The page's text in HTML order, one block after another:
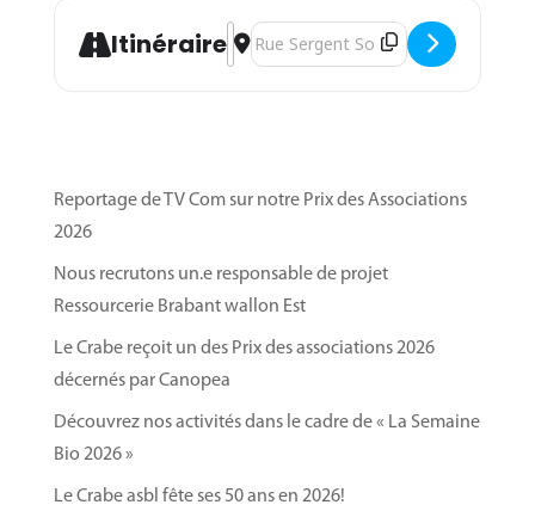
ItinéraireAddress - Marché hebdomadaire de
Destination Address - Marché
Reportage de TV Com sur notre Prix des Associations
2026
Nous recrutons un.e responsable de projet
Ressourcerie Brabant wallon Est
Le Crabe reçoit un des Prix des associations 2026
décernés par Canopea
Découvrez nos activités dans le cadre de « La Semaine
Bio 2026 »
Le Crabe asbl fête ses 50 ans en 2026!